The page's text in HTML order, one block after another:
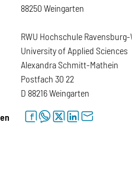
88250 Weingarten
RWU Hochschule
University of Applied Sciences
Alexandra Schmitt-Mathein
Postfach 30 22
D 88216 Weingarten
facebookwhatsapptwitterlinkedinletter